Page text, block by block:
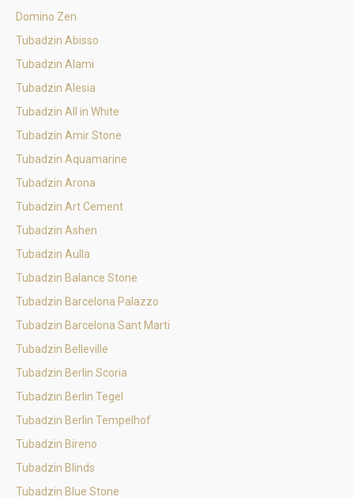
Domino Zen
Tubadzin Abisso
Tubadzin Alami
Tubadzin Alesia
Tubadzin All in White
Tubadzin Amir Stone
Tubadzin Aquamarine
Tubadzin Arona
Tubadzin Art Cement
Tubadzin Ashen
Tubadzin Aulla
Tubadzin Balance Stone
Tubadzin Barcelona Palazzo
Tubadzin Barcelona Sant Marti
Tubadzin Belleville
Tubadzin Berlin Scoria
Tubadzin Berlin Tegel
Tubadzin Berlin Tempelhof
Tubadzin Bireno
Tubadzin Blinds
Tubadzin Blue Stone